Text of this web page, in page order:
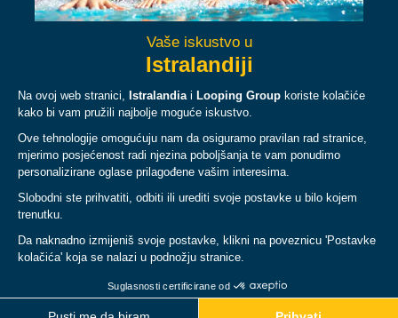
FacebookInstagram
TwitterTikTok
ÜBER
PLAN YOUR VISIT
RECHTLICHES & RICHTLINIEN
© Copyright 2026 Istralandia, all rights reserved.